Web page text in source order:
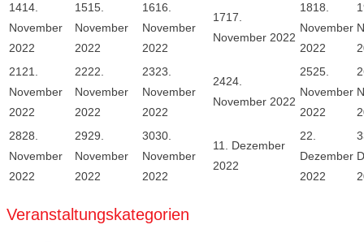
1414.
November
2022
1515.
November
2022
1616.
November
2022
1717.
November 2022
1818.
November
2022
21 21.
November
2022
2222.
November
2022
2323.
November
2022
2424.
November 2022
2525.
November
2022
2828.
November
2022
2929.
November
2022
3030.
November
2022
11. Dezember
2022
22.
Dezember
2022
3
Veranstaltungskategorien